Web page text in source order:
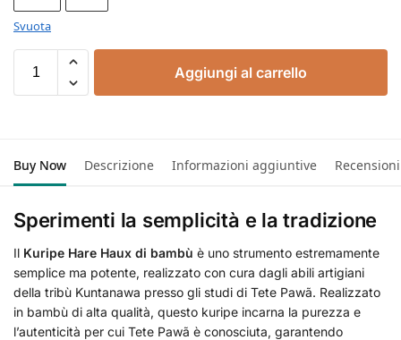
Svuota
Aggiungi al carrello
Buy Now Descrizione Informazioni aggiuntive Recensioni
Sperimenti la semplicità e la tradizione
Il Kuripe Hare Haux di bambù è uno strumento estremamente
semplice ma potente, realizzato con cura dagli abili artigiani
della tribù Kuntanawa presso gli studi di Tete Pawã. Realizzato
in bambù di alta qualità, questo kuripe incarna la purezza e
l’autenticità per cui Tete Pawã è conosciuta, garantendo